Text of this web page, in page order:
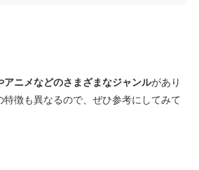
アニメなどのさまざまなジャンルがあり
特徴も異なるので、ぜひ参考にしてみて